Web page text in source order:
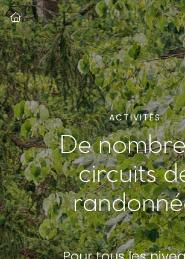

ACTIVITÉS
De
circuits